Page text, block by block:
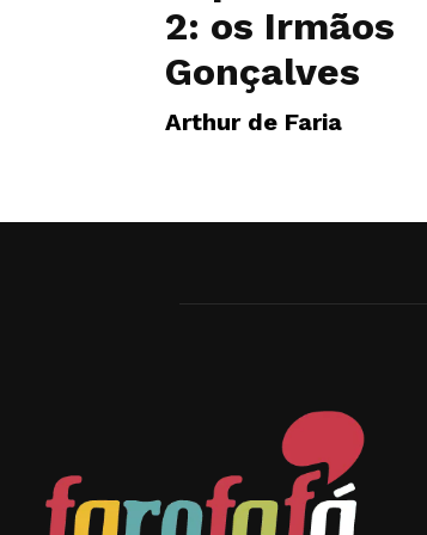
2: os Irmãos
Gonçalves
Arthur de Faria